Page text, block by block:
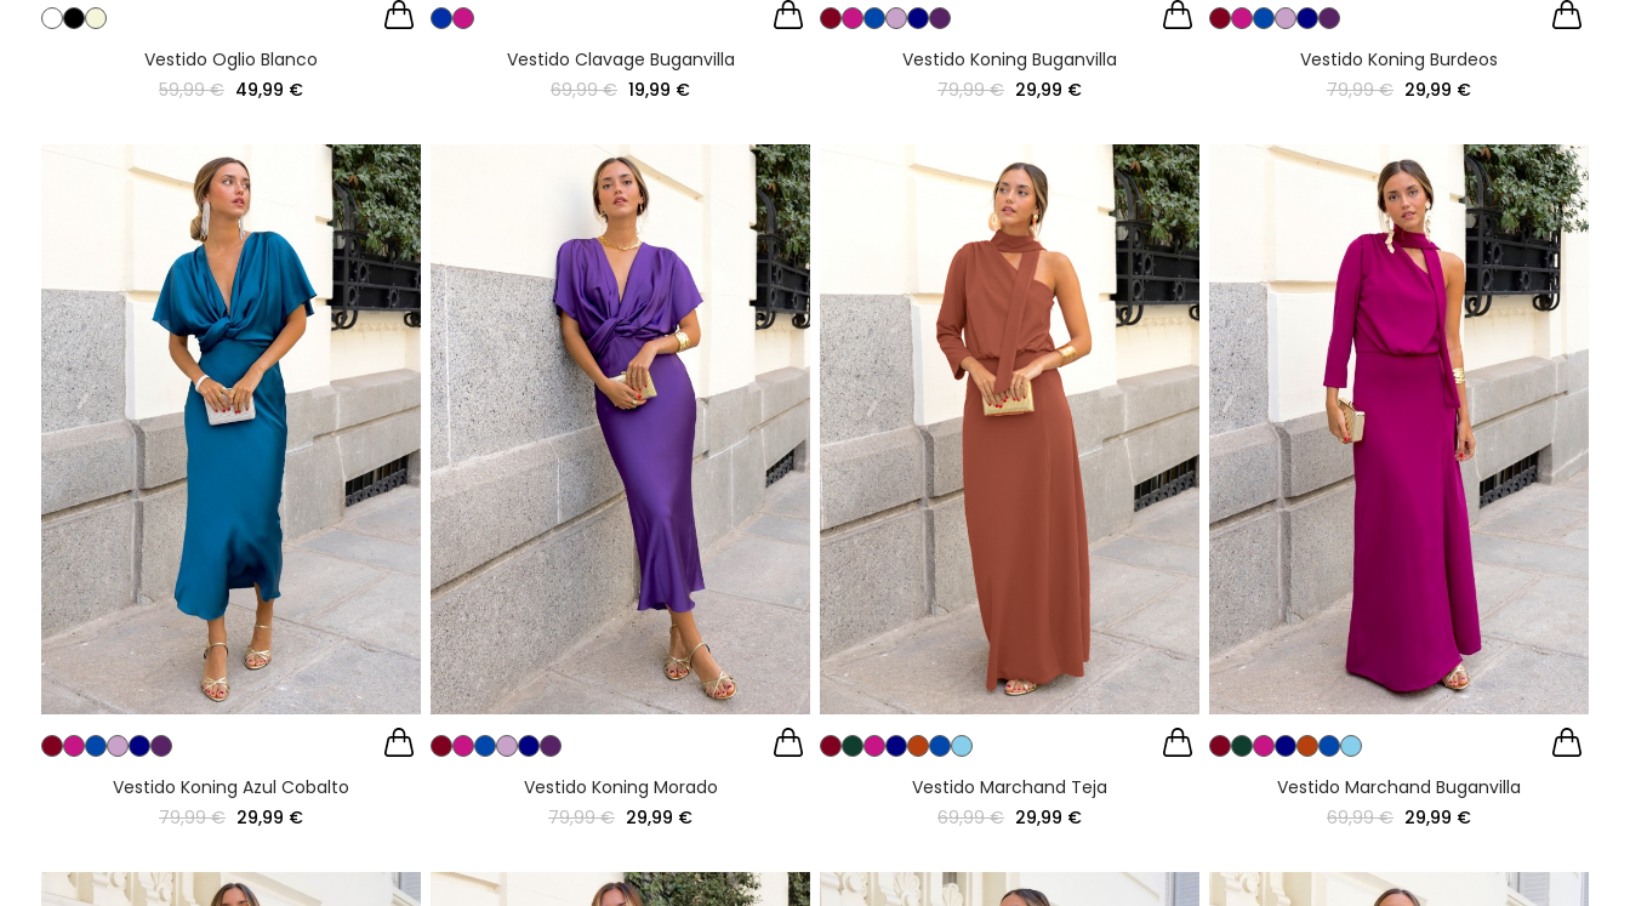
Vestido Oglio Blanco
59,99 € 49,99 €
Vestido Clavage Buganvilla
69,99 € 19,99 €
Vestido Koning Buganvilla
79,99 € 29,99 €
Vestido Koning Burdeos
79,99 € 29,99 €
Vestido Koning Azul Cobalto
79,99 € 29,99 €
Vestido Koning Morado
79,99 € 29,99 €
Vestido Marchand Teja
69,99 € 29,99 €
Vestido Marchand Buganvilla
69,99 € 29,99 €